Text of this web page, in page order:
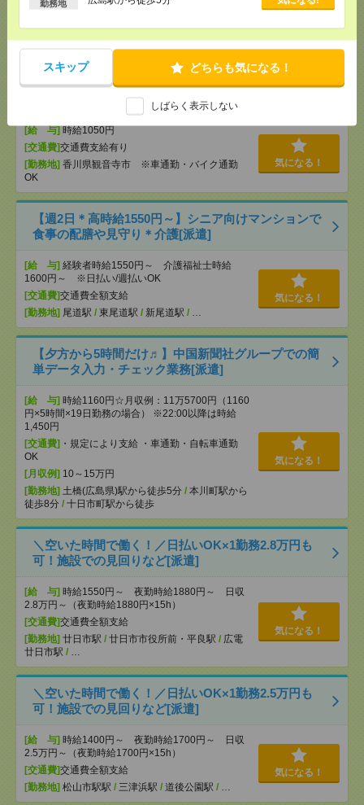
勤務地
スキップ どちらも気になる！
しばらく表示しない
[勤務地]広島県広島市佐伯区坪井（最寄り駅：広島
電鉄2系統宮島線 楽々園駅）
車通勤OK！土日休み！日勤のお仕事！検品、梱包業
[給 与] 時給1050円
[交通費]交通費支給有り
[勤務地] 香川県観音寺市 ※車通勤・バイク通勤
OK
気になる！
【週2日＊高時給1550円～】シニア向けマンションで
食事の配膳や見守り＊介護[派遣]
[給 与] 経験者時給1550円～ 介護福祉士時給
1600円～ ※日払い/週払いOK
[交通費]交通費全額支給
[勤務地] 尾道駅 / 東尾道駅 / 新尾道駅 / …
気になる！
【夕方から5時間だけ♬】中国新聞社グループでの簡
単データ入力・チェック業務[派遣]
[給 与] 時給1160円☆月収例：11万5700円（1160
円×5時間×19日勤務の場合） ※22:00以降は時給
1,450円
[交通費] ・規定により支給 ・車通勤・自転車通勤
OK
[月収例] 10～15万円
[勤務地] 土橋(広島県)駅から徒歩5分 / 本川町駅から
徒歩8分 / 十日市町駅から徒歩
気になる！
＼空いた時間で働く！／日払いOK×1勤務2.8万円も
可！施設での見回りなど[派遣]
[給 与] 時給1550円～ 夜勤時給1880円～ 日収
2.8万円～（夜勤時給1880円×15h）
[交通費]交通費全額支給
[勤務地] 廿日市駅 / 廿日市市役所前・平良駅 / 広電
廿日市駅 / …
気になる！
＼空いた時間で働く！／日払いOK×1勤務2.5万円も
可！施設での見回りなど[派遣]
[給 与] 時給1400円～ 夜勤時給1700円～ 日収
2.5万円～（夜勤時給1700円×15h）
[交通費]交通費全額支給
[勤務地] 松山市駅駅 / 三津浜駅 / 道後公園駅 / …
気になる！